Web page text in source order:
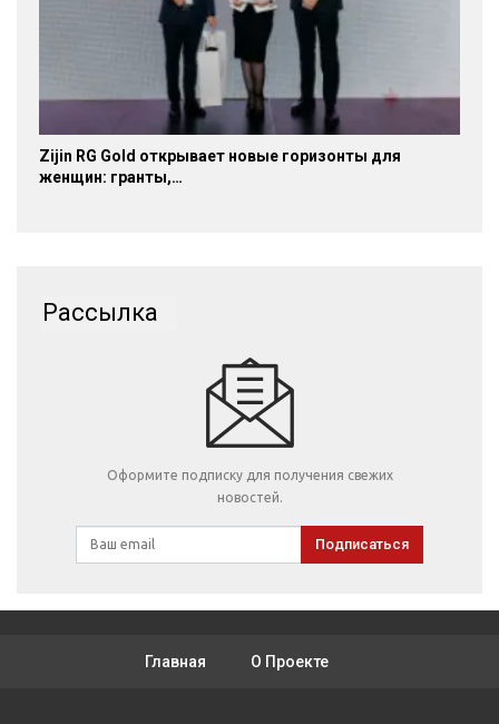
Zijin RG Gold открывает новые горизонты для
женщин: гранты,…
Рассылка
Оформите подписку для получения свежих
новостей.
Подписаться
Главная О Проекте